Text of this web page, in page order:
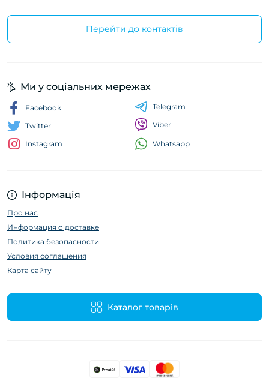
Перейти до контактів
Інформація
Про нас
Информация о доставке
Политика безопасности
Условия соглашения
Карта сайту
Каталог товарів
Ми у соціальних мережах
Facebook
Twitter
Instagram
Telegram
Viber
Whatsapp